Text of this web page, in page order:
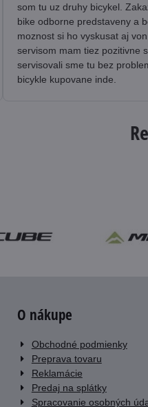
som tu uz druhy bicykel.
bike odborne predstaveny a
moznost si ho vyskusat aj
servisom mam tiez pozitivne
servisovali sme tu bez
bicykle kupovane inde.
O nákupe
Obchodné podmienky
Preprava tovaru
Reklamácie
Predaj na splátky
Spracovanie osobných